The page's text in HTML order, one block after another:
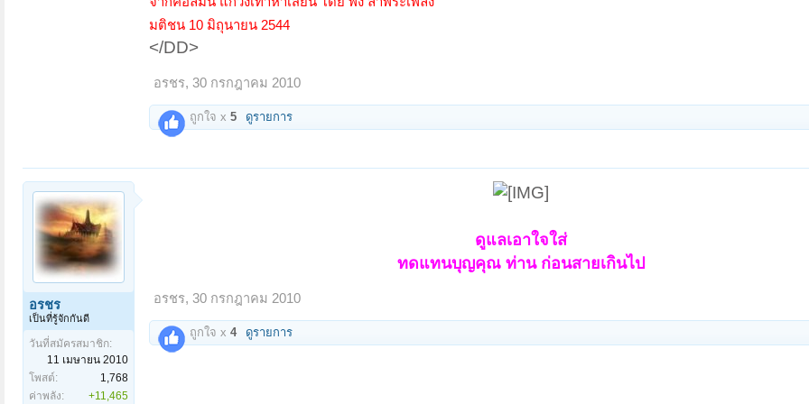
มติชน 10 มิถุนายน 2544
</DD>
อรชร, 30 กรกฎาคม 2010
ถูกใจ x 5 ดูรายการ
อรชร
เป็นที่รู้จักกันดี
วันที่สมัครสมาชิก:
11 เมษายน 2010
โพสต์:
1,768
ค่าพลัง:
+11,465
ดูแลเอาใจใส่
ทดแทนบุญคุณ ท่าน ก่อนสายเกินไป
อรชร, 30 กรกฎาคม 2010
ถูกใจ x 4 ดูรายการ